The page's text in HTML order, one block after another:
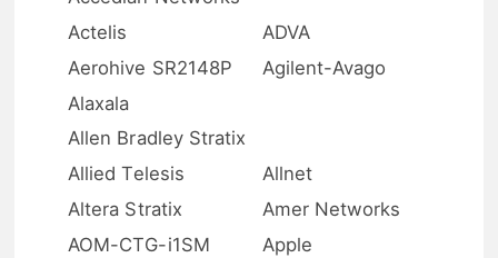
Actelis
ADVA
Aerohive SR2148P
Agilent-Avago
Alaxala
Allen Bradley Stratix
Allied Telesis
Allnet
Altera Stratix
Amer Networks
AOM-CTG-i1SM
Apple